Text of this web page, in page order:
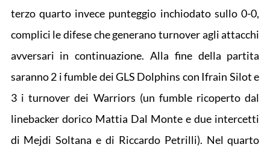
terzo quarto invece punteggio inchiodato sullo 0-0,
complici le difese che generano turnover agli attacchi
avversari in continuazione. Alla fine della partita
saranno 2 i fumble dei GLS Dolphins con Ifrain Silot e
3 i turnover dei Warriors (un fumble ricoperto dal
linebacker dorico Mattia Dal Monte e due intercetti
di Mejdi Soltana e di Riccardo Petrilli). Nel quarto